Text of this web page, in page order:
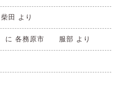
柴田 より
に 各務原市 服部 より